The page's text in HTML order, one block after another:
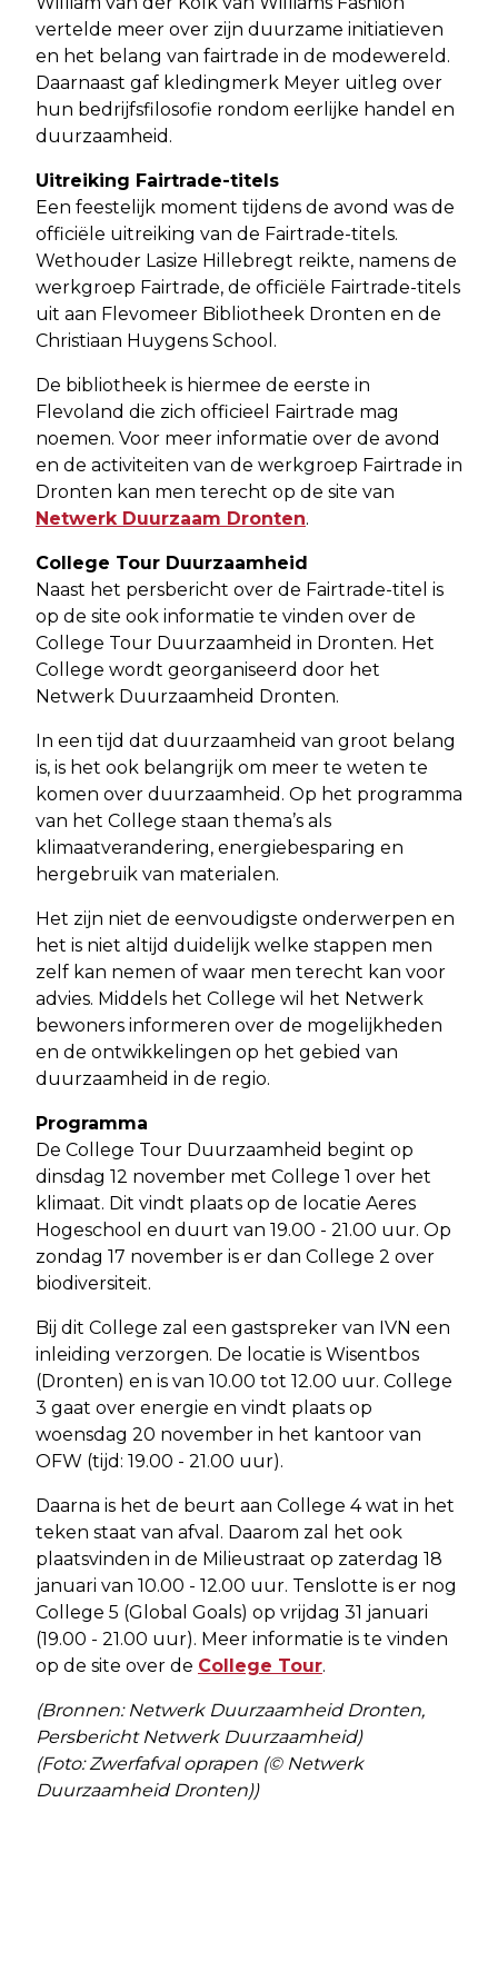
vertelde meer over zijn duurzame initiatieven
en het belang van fairtrade in de modewereld.
Daarnaast gaf kledingmerk Meyer uitleg over
hun bedrijfsfilosofie rondom eerlijke handel en
duurzaamheid.
Uitreiking Fairtrade-titels
Een feestelijk moment tijdens de avond was de
officiële uitreiking van de Fairtrade-titels.
Wethouder Lasize Hillebregt reikte, namens de
werkgroep Fairtrade, de officiële Fairtrade-titels
uit aan Flevomeer Bibliotheek Dronten en de
Christiaan Huygens School.
De bibliotheek is hiermee de eerste in
Flevoland die zich officieel Fairtrade mag
noemen. Voor meer informatie over de avond
en de activiteiten van de werkgroep Fairtrade in
Dronten kan men terecht op de site van
Netwerk Duurzaam Dronten.
College Tour Duurzaamheid
Naast het persbericht over de Fairtrade-titel is
op de site ook informatie te vinden over de
College Tour Duurzaamheid in Dronten. Het
College wordt georganiseerd door het
Netwerk Duurzaamheid Dronten.
In een tijd dat duurzaamheid van groot belang
is, is het ook belangrijk om meer te weten te
komen over duurzaamheid. Op het programma
van het College staan thema’s als
klimaatverandering, energiebesparing en
hergebruik van materialen.
Het zijn niet de eenvoudigste onderwerpen en
het is niet altijd duidelijk welke stappen men
zelf kan nemen of waar men terecht kan voor
advies. Middels het College wil het Netwerk
bewoners informeren over de mogelijkheden
en de ontwikkelingen op het gebied van
duurzaamheid in de regio.
Programma
De College Tour Duurzaamheid begint op
dinsdag 12 november met College 1 over het
klimaat. Dit vindt plaats op de locatie Aeres
Hogeschool en duurt van 19.00 - 21.00 uur. Op
zondag 17 november is er dan College 2 over
biodiversiteit.
Bij dit College zal een gastspreker van IVN een
inleiding verzorgen. De locatie is Wisentbos
(Dronten) en is van 10.00 tot 12.00 uur. College
3 gaat over energie en vindt plaats op
woensdag 20 november in het kantoor van
OFW (tijd: 19.00 - 21.00 uur).
Daarna is het de beurt aan College 4 wat in het
teken staat van afval. Daarom zal het ook
plaatsvinden in de Milieustraat op zaterdag 18
januari van 10.00 - 12.00 uur. Tenslotte is er nog
College 5 (Global Goals) op vrijdag 31 januari
(19.00 - 21.00 uur). Meer informatie is te vinden
op de site over de College Tour.
(Bronnen: Netwerk Duurzaamheid Dronten,
Persbericht Netwerk Duurzaamheid)
(Foto: Zwerfafval oprapen (© Netwerk
Duurzaamheid Dronten))